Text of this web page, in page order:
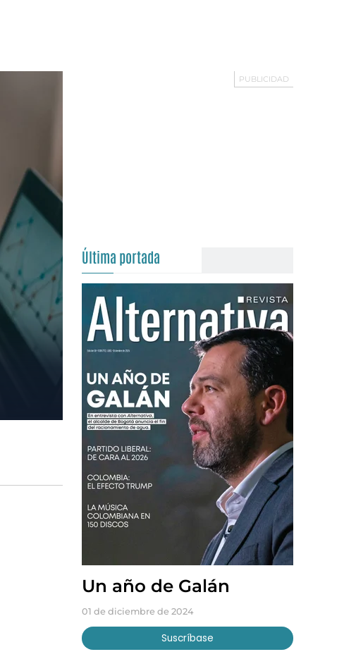
Última portada
Un año de Galán
01 de diciembre de 2024
Suscríbase